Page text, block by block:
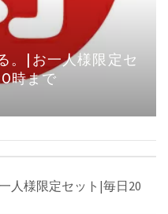
。|お一人様限定セ
時まで
人様限定セット|毎日20